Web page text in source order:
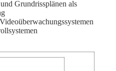
Grundrissplänen als